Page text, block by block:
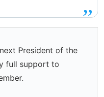
President of the
full support to